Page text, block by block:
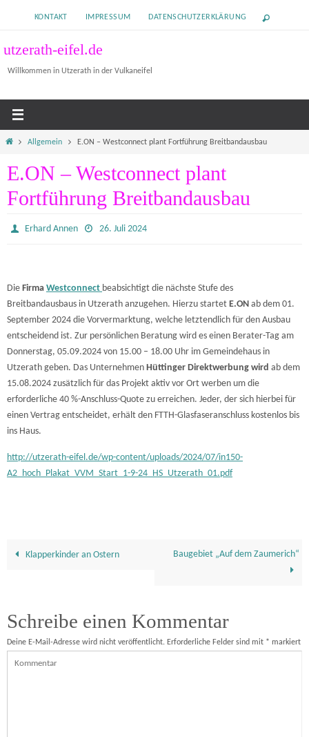
KONTAKT IMPRESSUM DATENSCHUTZERKLÄRUNG
utzerath-eifel.de
Willkommen in Utzerath in der Vulkaneifel
HomeAllgemein E.ON – Westconnect plant Fortführung Breitbandausbau
E.ON – Westconnect plant
Fortführung Breitbandausbau
Erhard Annen 26. Juli 2024
Die Firma Westconnect beabsichtigt die nächste Stufe des
Breitbandausbaus in Utzerath anzugehen. Hierzu startet E.ON ab dem 01.
September 2024 die Vorvermarktung, welche letztendlich für den Ausbau
entscheidend ist. Zur persönlichen Beratung wird es einen Berater-Tag am
Donnerstag, 05.09.2024 von 15.00 – 18.00 Uhr im Gemeindehaus in
Utzerath geben. Das Unternehmen Hüttinger Direktwerbung wird ab dem
15.08.2024 zusätzlich für das Projekt aktiv vor Ort werben um die
erforderliche 40 %-Anschluss-Quote zu erreichen. Jeder, der sich hierbei für
einen Vertrag entscheidet, erhält den FTTH-Glasfaseranschluss kostenlos bis
ins Haus.
http://utzerath-eifel.de/wp-content/uploads/2024/07/in150-
A2_hoch_Plakat_VVM_Start_1-9-24_HS_Utzerath_01.pdf
Klapperkinder an Ostern Baugebiet „Auf dem Zaumerich“
Schreibe einen Kommentar
Deine E-Mail-Adresse wird nicht veröffentlicht. Erforderliche Felder sind mit * markiert